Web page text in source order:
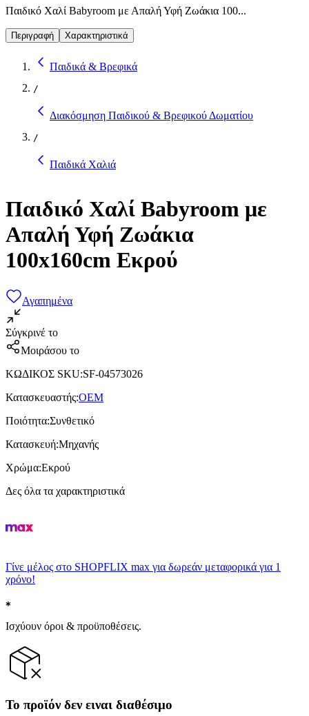
Παιδικό Χαλί Babyroom με Απαλή Υφή Ζωάκια 100...
Περιγραφή Χαρακτηριστικά
Παιδικά & Βρεφικά
/
Διακόσμηση Παιδικού & Βρεφικού Δωματίου
/
Παιδικά Χαλιά
Παιδικό Χαλί Babyroom με
Απαλή Υφή Ζωάκια
100x160cm Εκρού
Αγαπημένα
Σύγκρινέ το
Μοιράσου το
ΚΩΔΙΚΟΣ SKU:SF-04573026
Κατασκευαστής:OEM
Ποιότητα:Συνθετικό
Κατασκευή:Μηχανής
Χρώμα:Εκρού
Δες όλα τα χαρακτηριστικά
Γίνε μέλος στο SHOPFLIX max για δωρεάν μεταφορικά για 1
χρόνο!
Ισχύουν όροι & προϋποθέσεις.
Το προϊόν δεν ειναι διαθέσιμο